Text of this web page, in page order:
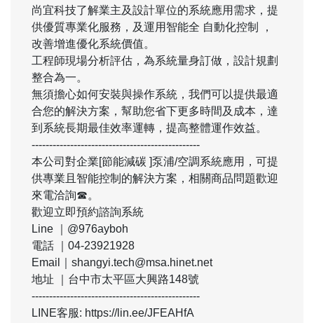
尚宜科技了解業主及設計單位的系統應用需求，提
供優質專業化服務，及運用智能全 自動化控制 ，
改善增進優化系統價值。
工程師現場分析評估，為系統量身訂做，設計規劃
整合為一。
無須擔心如何安裝與操作系統，我們可以提供最適
合您的解決方案，幫助您省下更多時間及成本，達
到系統長期最佳效率運轉，提高整體運作效益。
------------------------------------------------
本公司對企業[節能減碳 ]泵浦/空調系統應用，可提
供專業且智能控制的解決方案，相關商品問題歡迎
來電洽詢☎。
歡迎立即預約諮詢系統
Line ｜@976ayboh
電話 ｜04-23921928
Email｜shangyi.tech@msa.hinet.net
地址 ｜台中市太平區大興路148號
------------------------------------------------
LINE客服: https://lin.ee/JFEAHfA